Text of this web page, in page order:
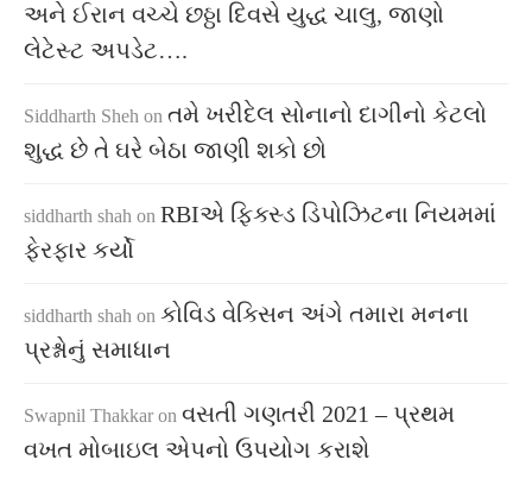
અને ઈરાન વચ્ચે છઠ્ઠા દિવસે યુદ્ધ ચાલુ, જાણો
લેટેસ્ટ અપડેટ….
Siddharth Sheh on તમે ખરીદેલ સોનાનો દાગીનો કેટલો
શુદ્ધ છે તે ઘરે બેઠા જાણી શકો છો
siddharth shah on RBIએ ફિક્સ્ડ ડિપોઝિટના નિયમમાં
ફેરફાર કર્યો
siddharth shah on કોવિડ વેક્સિન અંગે તમારા મનના
પ્રશ્નોનું સમાધાન
Swapnil Thakkar on વસતી ગણતરી 2021 – પ્રથમ
વખત મોબાઇલ એપનો ઉપયોગ કરાશે